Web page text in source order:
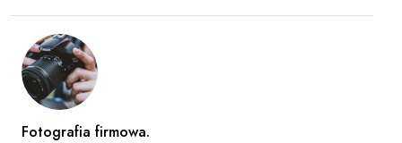
Fotografia firmowa.